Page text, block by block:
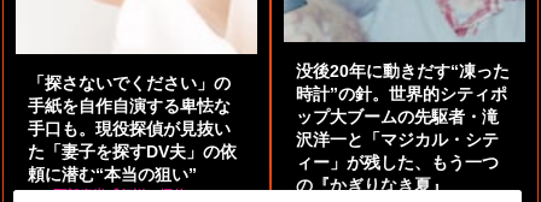
「探さないでください」の
手紙を自作自演する卑怯な
手口も。現役探偵が見抜い
た「妻子を探すDV夫」の依
頼に潜む“本当の狙い”
by 阿部泰尚『伝説の探偵』
没後20年に動きだす“凍った
時計”の針。世界的シティポ
ップ大ブームの先駆者・滝
沢洋一と「マジカル・シテ
ィー」が残した、もう一つ
の『かぎりなき夏』